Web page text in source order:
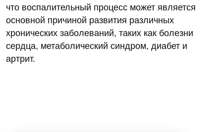
что воспалительный процесс может является
основной причиной развития различных
хронических заболеваний, таких как болезни
сердца, метаболический синдром, диабет и
артрит.